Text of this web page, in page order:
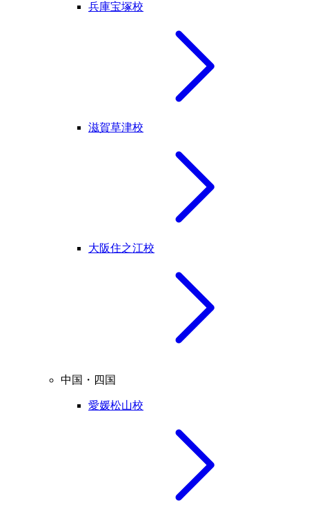
兵庫宝塚校
滋賀草津校
大阪住之江校
中国・四国
愛媛松山校